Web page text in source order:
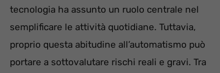
tecnologia ha assunto un ruolo centrale nel
semplificare le attività quotidiane. Tuttavia,
proprio questa abitudine all’automatismo può
portare a sottovalutare rischi reali e gravi. Tra